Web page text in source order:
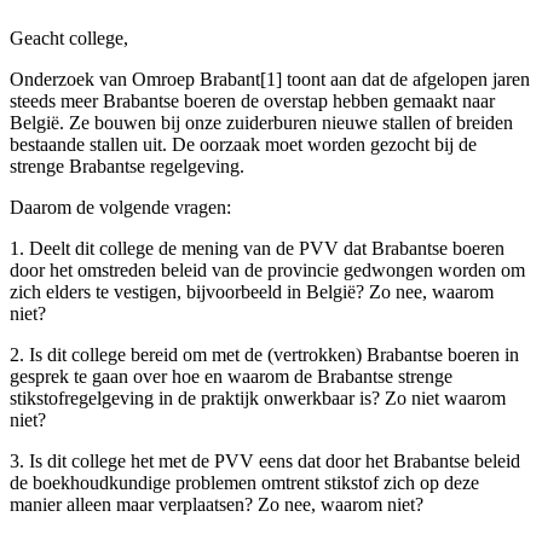
Geacht college,
Onderzoek van Omroep Brabant[1] toont aan dat de afgelopen jaren
steeds meer Brabantse boeren de overstap hebben gemaakt naar
België. Ze bouwen bij onze zuiderburen nieuwe stallen of breiden
bestaande stallen uit. De oorzaak moet worden gezocht bij de
strenge Brabantse regelgeving.
Daarom de volgende vragen:
1. Deelt dit college de mening van de PVV dat Brabantse boeren
door het omstreden beleid van de provincie gedwongen worden om
zich elders te vestigen, bijvoorbeeld in België? Zo nee, waarom
niet?
2. Is dit college bereid om met de (vertrokken) Brabantse boeren in
gesprek te gaan over hoe en waarom de Brabantse strenge
stikstofregelgeving in de praktijk onwerkbaar is? Zo niet waarom
niet?
3. Is dit college het met de PVV eens dat door het Brabantse beleid
de boekhoudkundige problemen omtrent stikstof zich op deze
manier alleen maar verplaatsen? Zo nee, waarom niet?